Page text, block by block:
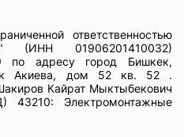
ответственностью
(ИНН 01906201410032)
по адресу город Бишкек,
Акиева, дом 52 кв. 52 .
Кайрат Мыктыбекович
43210: Электромонтажные